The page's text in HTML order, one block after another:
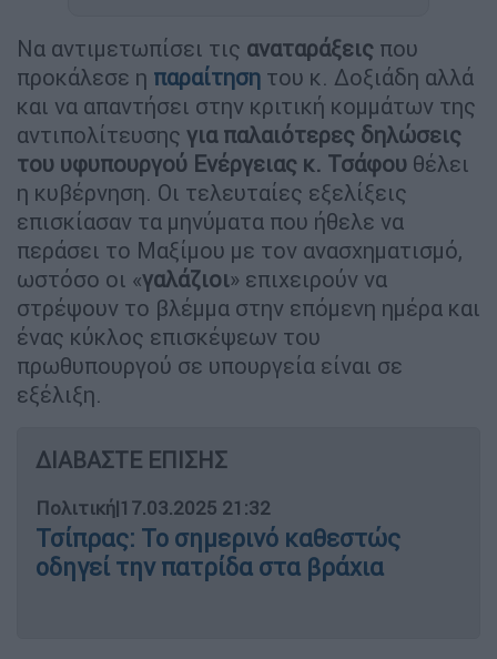
Να αντιμετωπίσει τις αναταράξεις που
προκάλεσε η παραίτηση του κ. Δοξιάδη αλλά
και να απαντήσει στην κριτική κομμάτων της
αντιπολίτευσης για παλαιότερες δηλώσεις
του υφυπουργού Ενέργειας κ. Τσάφου θέλει
η κυβέρνηση. Οι τελευταίες εξελίξεις
επισκίασαν τα μηνύματα που ήθελε να
περάσει το Μαξίμου με τον ανασχηματισμό,
ωστόσο οι «γαλάζιοι» επιχειρούν να
στρέψουν το βλέμμα στην επόμενη ημέρα και
ένας κύκλος επισκέψεων του
πρωθυπουργού σε υπουργεία είναι σε
εξέλιξη.
ΔΙΑΒΑΣΤΕ ΕΠΙΣΗΣ
Πολιτική|17.03.2025 21:32
Τσίπρας: Το σημερινό καθεστώς
οδηγεί την πατρίδα στα βράχια